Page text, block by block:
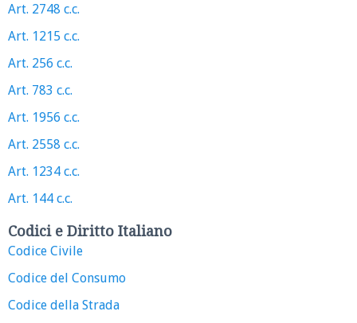
Art. 2748 c.c.
Art. 1215 c.c.
Art. 256 c.c.
Art. 783 c.c.
Art. 1956 c.c.
Art. 2558 c.c.
Art. 1234 c.c.
Art. 144 c.c.
Codici e Diritto Italiano
Codice Civile
Codice del Consumo
Codice della Strada